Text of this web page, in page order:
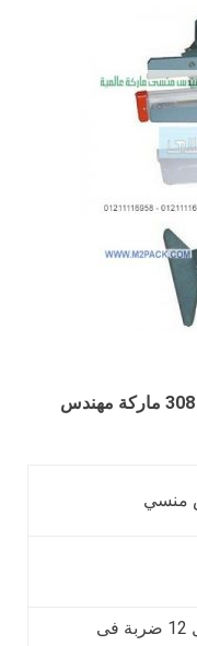
308 ماركة مهندس
يمكن للماكينة عمل 12 ضربة فى